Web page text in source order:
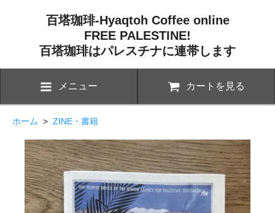
百塔珈琲-Hyaqtoh Coffee online
FREE PALESTINE!
百塔珈琲はパレスチナに連帯します
メニュー カートを見る
ホーム > ZINE・書籍